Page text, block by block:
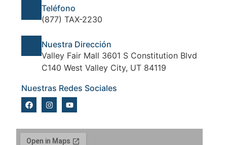
Teléfono
(877) TAX-2230
Nuestra Dirección
Valley Fair Mall 3601 S Constitution Blvd
C140 West Valley City, UT 84119
Nuestras Redes Sociales